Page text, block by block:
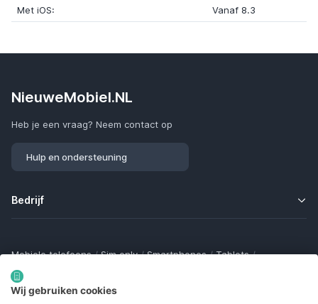
Met iOS: Vanaf 8.3
NieuweMobiel.NL
Heb je een vraag? Neem contact op
Hulp en ondersteuning
Bedrijf
Mobiele telefoons / Sim only / Smartphones / Tablets /
Smartwatches
Bluetooth trackers / Opladers
Samsung Galaxy
Wij gebruiken cookies